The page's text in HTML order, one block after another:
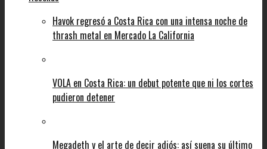
Havok regresó a Costa Rica con una intensa noche de
thrash metal en Mercado La California
VOLA en Costa Rica: un debut potente que ni los cortes
pudieron detener
Megadeth y el arte de decir adiós: así suena su último